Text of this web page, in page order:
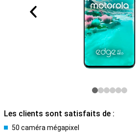
Les clients sont satisfaits de :
50 caméra mégapixel